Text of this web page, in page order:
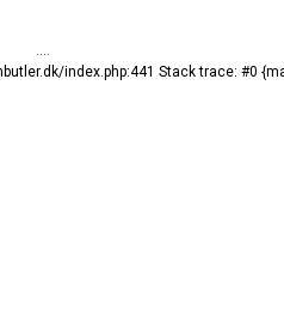
index.php:441 Stack trace: #0